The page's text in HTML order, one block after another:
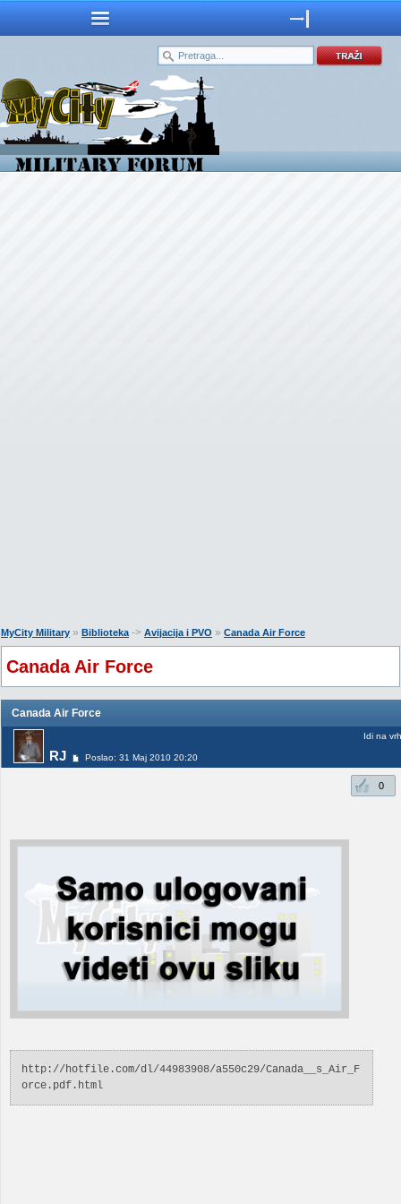
MyCity Military » Biblioteka-> Avijacija i PVO » Canada Air Force
Canada Air Force
Canada Air Force
RJ Poslao: 31 Maj 2010 20:20
Idi na vrh
0
http://hotfile.com/dl/44983908/a550c29/Canada__s_Air_F
orce.pdf.html